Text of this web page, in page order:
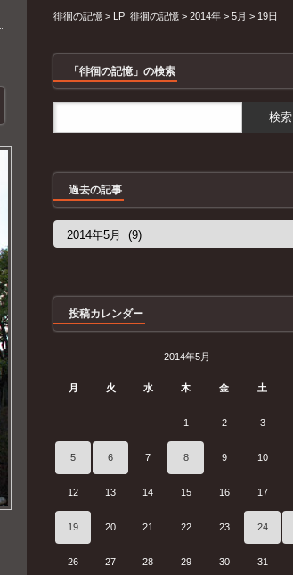
徘徊の記憶 > LP_徘徊の記憶 > 2014年 > 5月 > 19日
「徘徊の記憶」の検索
過去の記事
過
投稿カレンダー
2014年5月
月 火 水 木 金 土
1 2 3
5 6 7 8 9 10
12 13 14 15 16 17
19 20 21 22 23 24
26 27 28 29 30 31